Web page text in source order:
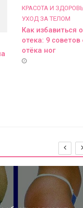
КРАСОТА И
УХОД ЗА ТЕЛОМ
Как избавиться
отека: 9 советов
отёка ног